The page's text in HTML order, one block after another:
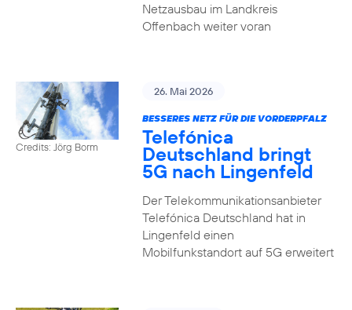
Netzausbau im Landkreis
Offenbach weiter voran
Credits: Jörg Borm
26. Mai 2026
BESSERES NETZ FÜR DIE VORDERPFALZ
Telefónica
Deutschland bringt
5G nach Lingenfeld
Der Telekommunikationsanbieter
Telefónica Deutschland hat in
Lingenfeld einen
Mobilfunkstandort auf 5G erweitert